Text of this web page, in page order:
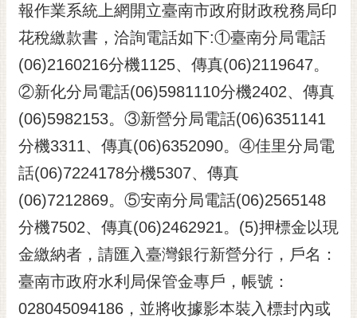
報作業系統上網開立臺南市政府財政稅務局印
花稅繳款書，洽詢電話如下:①臺南分局電話
(06)2160216分機1125、傳真(06)2119647。
②新化分局電話(06)5981110分機2402、傳真
(06)5982153。③新營分局電話(06)6351141
分機3311、傳真(06)6352090。④佳里分局電
話(06)7224178分機5307、傳真
(06)7212869。⑤安南分局電話(06)2565148
分機7502、傳真(06)2462921。(5)押標金以現
金繳納者，請匯入臺灣銀行新營分行，戶名：
臺南市政府水利局保管金專戶，帳號：
028045094186，並將收據影本裝入標封內或